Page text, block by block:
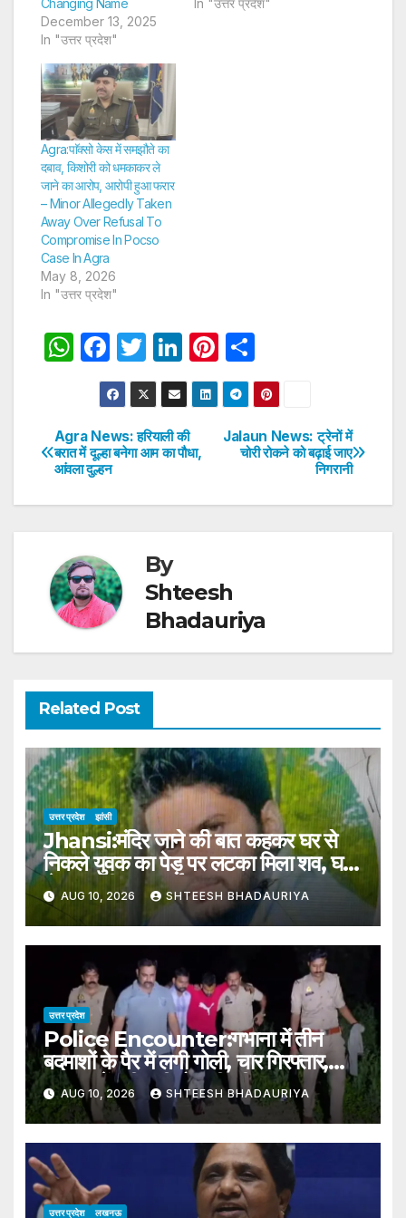
December 13, 2025
In "उत्तर प्रदेश"
Agra:पाॅक्सो केस में समझौते का
दबाव, किशोरी को धमकाकर ले
जाने का आरोप, आरोपी हुआ फरार
– Minor Allegedly Taken
Away Over Refusal To
Compromise In Pocso
Case In Agra
May 8, 2026
In "उत्तर प्रदेश"
W
s
A
F
a
c
e
b
T
w
itt
er
Li
n
k
e
dI
Pi
nt
er
e
st
h
ar
e
Post
navigation
Jalaun News: ट्रेनों में
चोरी रोकने को बढ़ाई जाए
निगरानी
Agra News: हरियाली की
बरात में दूल्हा बनेगा आम का पौधा,
आंवला दुल्हन
By
Shteesh
Bhadauriya
Related Post
उत्तर प्रदेश झांसी
Jhansi:मंदिर जाने की बात कहकर घर से
निकले युवक का पेड़ पर लटका मिला शव, घर
से 100 मीटर दूर हुई घटना – Jhansi:
Body Of A Young Man, Who
Had Left Home Saying He
Was Going To The Temple
AUG 10, 2026 SHTEESH BHADAURIYA
उत्तर प्रदेश
Police Encounter:गभाना में तीन
बदमाशों के पैर में लगी गोली, चार गिरफ्तार,
पूछताछ में स्वीकारी गोकशी की बात – Four
Arrested In Gabhana Police
Encounter
AUG 10, 2026 SHTEESH BHADAURIYA
उत्तर प्रदेश लखनऊ